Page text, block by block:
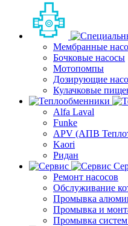
Мембранные
Бочковые насосы
Мотопомпы
Дозирующие
Кулачковые
Alfa Laval
Funke
APV (АПВ
Kaori
Ридан
Ремонт насосов
Обслуживание
Промывка
Промывка и
Промывка